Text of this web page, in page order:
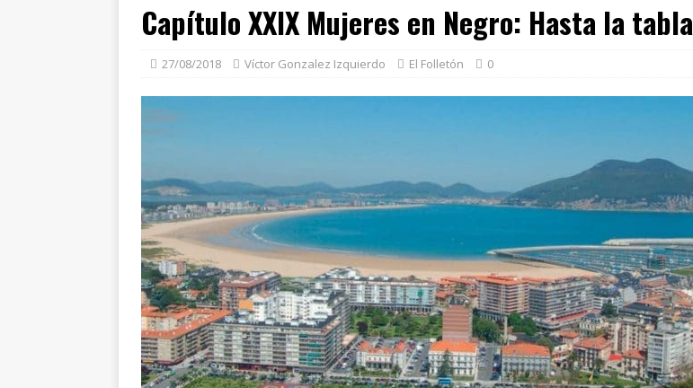
Capítulo XXIX Mujeres en Negro: Hasta la tabla
27/08/2018 Víctor Gonzalez Izquierdo El Folletón 0